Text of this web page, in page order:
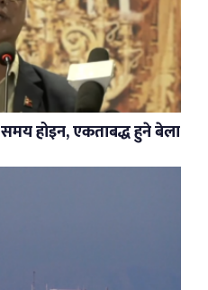
होइन, एकताबद्ध हुने बेला